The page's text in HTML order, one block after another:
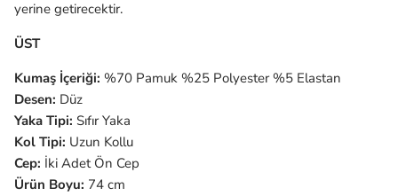
yerine getirecektir.
ÜST
Kumaş İçeriği: %70 Pamuk %25 Polyester %5 Elastan
Desen: Düz
Yaka Tipi: Sıfır Yaka
Kol Tipi: Uzun Kollu
Cep: İki Adet Ön Cep
Ürün Boyu: 74 cm